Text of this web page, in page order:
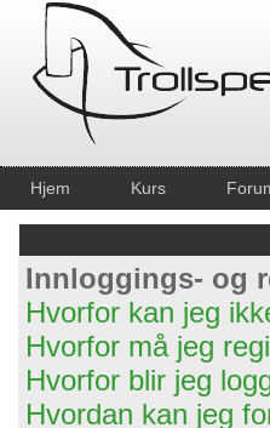
Hjem Kurs
Innloggings- og
Hvorfor kan jeg
Hvorfor må jeg
Hvorfor blir jeg
Hvordan kan jeg